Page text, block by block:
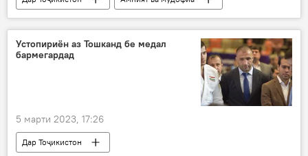
Лоиқ Раҷабов
размикор мубориза
Устопириён аз Тошканд бе медал
бармегардад
5 марти 2023, 17:26
Дар Тоҷикистон